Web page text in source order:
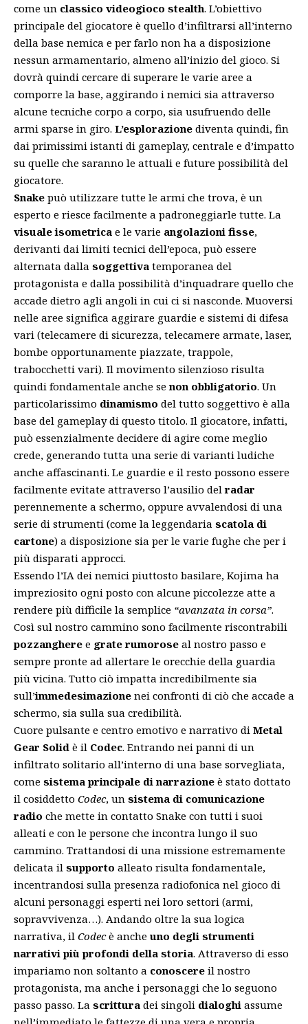
come un classico videogioco stealth. L’obiettivo
principale del giocatore è quello d’infiltrarsi all’interno
della base nemica e per farlo non ha a disposizione
nessun armamentario, almeno all’inizio del gioco. Si
dovrà quindi cercare di superare le varie aree a
comporre la base, aggirando i nemici sia attraverso
alcune tecniche corpo a corpo, sia usufruendo delle
armi sparse in giro. L’esplorazione diventa quindi, fin
dai primissimi istanti di gameplay, centrale e d’impatto
su quelle che saranno le attuali e future possibilità del
giocatore.
Snake può utilizzare tutte le armi che trova, è un
esperto e riesce facilmente a padroneggiarle tutte. La
visuale isometrica e le varie angolazioni fisse,
derivanti dai limiti tecnici dell’epoca, può essere
alternata dalla soggettiva temporanea del
protagonista e dalla possibilità d’inquadrare quello che
accade dietro agli angoli in cui ci si nasconde. Muoversi
nelle aree significa aggirare guardie e sistemi di difesa
vari (telecamere di sicurezza, telecamere armate, laser,
bombe opportunamente piazzate, trappole,
trabocchetti vari). Il movimento silenzioso risulta
quindi fondamentale anche senon obbligatorio. Un
particolarissimo dinamismo del tutto soggettivo è alla
base del gameplay di questo titolo. Il giocatore, infatti,
può essenzialmente decidere di agire come meglio
crede, generando tutta una serie di varianti ludiche
anche affascinanti. Le guardie e il resto possono essere
facilmente evitate attraverso l’ausilio delradar
perennemente a schermo, oppure avvalendosi di una
serie di strumenti (come la leggendaria scatola di
cartone) a disposizione sia per le varie fughe che per i
più disparati approcci.
Essendo l’IA dei nemici piuttosto basilare, Kojima ha
impreziosito ogni posto con alcune piccolezze atte a
rendere più difficile la semplice “avanzata in corsa”.
Così sul nostro cammino sono facilmente riscontrabili
pozzanghere e grate rumorose al nostro passo e
sempre pronte ad allertare le orecchie della guardia
più vicina. Tutto ciò impatta incredibilmente sia
sull’immedesimazione nei confronti di ciò che accade a
schermo, sia sulla sua credibilità.
Cuore pulsante e centro emotivo e narrativo di Metal
Gear Solid è il Codec. Entrando nei panni di un
infiltrato solitario all’interno di una base sorvegliata,
come sistema principale di narrazione è stato dottato
il cosiddetto Codec, un sistema di comunicazione
radio che mette in contatto Snake con tutti i suoi
alleati e con le persone che incontra lungo il suo
cammino. Trattandosi di una missione estremamente
delicata il supporto alleato risulta fondamentale,
incentrandosi sulla presenza radiofonica nel gioco di
alcuni personaggi esperti nei loro settori (armi,
sopravvivenza…). Andando oltre la sua logica
narrativa, il Codecè anche uno degli strumenti
narrativi più profondi della storia. Attraverso di esso
impariamo non soltanto a conoscere il nostro
protagonista, ma anche i personaggi che lo seguono
passo passo. La scrittura dei singoli dialoghi assume